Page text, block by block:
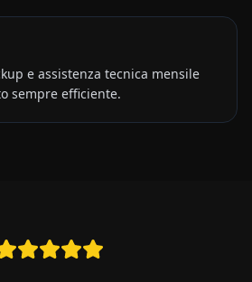
e assistenza tecnica mensile
sempre efficiente.